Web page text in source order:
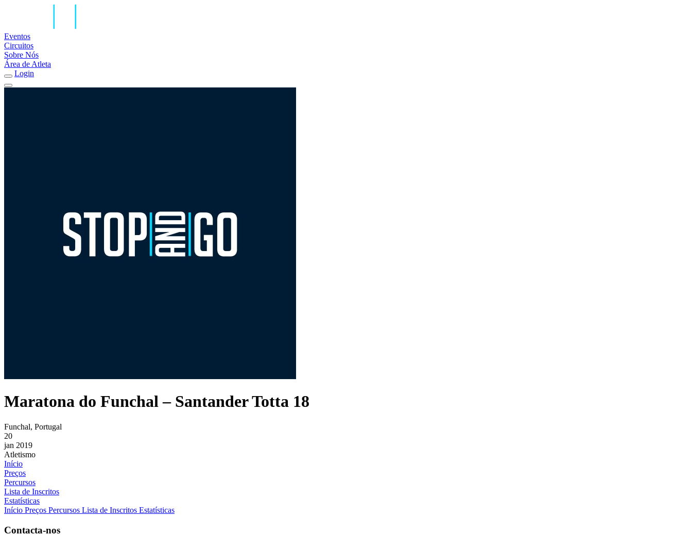
Eventos
Circuitos
Sobre Nós
Área de Atleta
Login
Maratona do Funchal – Santander Totta 18
Funchal, Portugal
20
jan 2019
Atletismo
Início
Preços
Percursos
Lista de Inscritos
Estatísticas
Início Preços Percursos Lista de Inscritos Estatísticas
Contacta-nos